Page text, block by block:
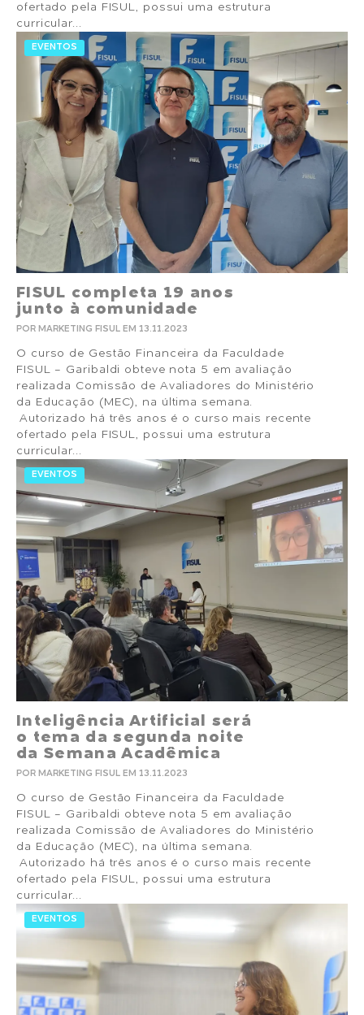
ofertado pela FISUL, possui uma estrutura
curricular...
EVENTOS
FISUL completa 19 anos
junto à comunidade
POR MARKETING FISUL EM 13.11.2023
O curso de Gestão Financeira da Faculdade
FISUL - Garibaldi obteve nota 5 em avaliação
realizada Comissão de Avaliadores do Ministério
da Educação (MEC), na última semana.
Autorizado há três anos é o curso mais recente
ofertado pela FISUL, possui uma estrutura
curricular...
EVENTOS
Inteligência Artificial será
o tema da segunda noite
da Semana Acadêmica
POR MARKETING FISUL EM 13.11.2023
O curso de Gestão Financeira da Faculdade
FISUL - Garibaldi obteve nota 5 em avaliação
realizada Comissão de Avaliadores do Ministério
da Educação (MEC), na última semana.
Autorizado há três anos é o curso mais recente
ofertado pela FISUL, possui uma estrutura
curricular...
EVENTOS